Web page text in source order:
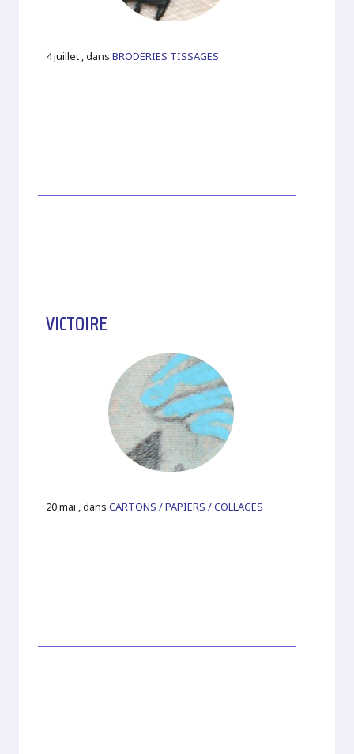
4 juillet , dansBRODERIES TISSAGES
VICTOIRE
20 mai , dansCARTONS / PAPIERS / COLLAGES